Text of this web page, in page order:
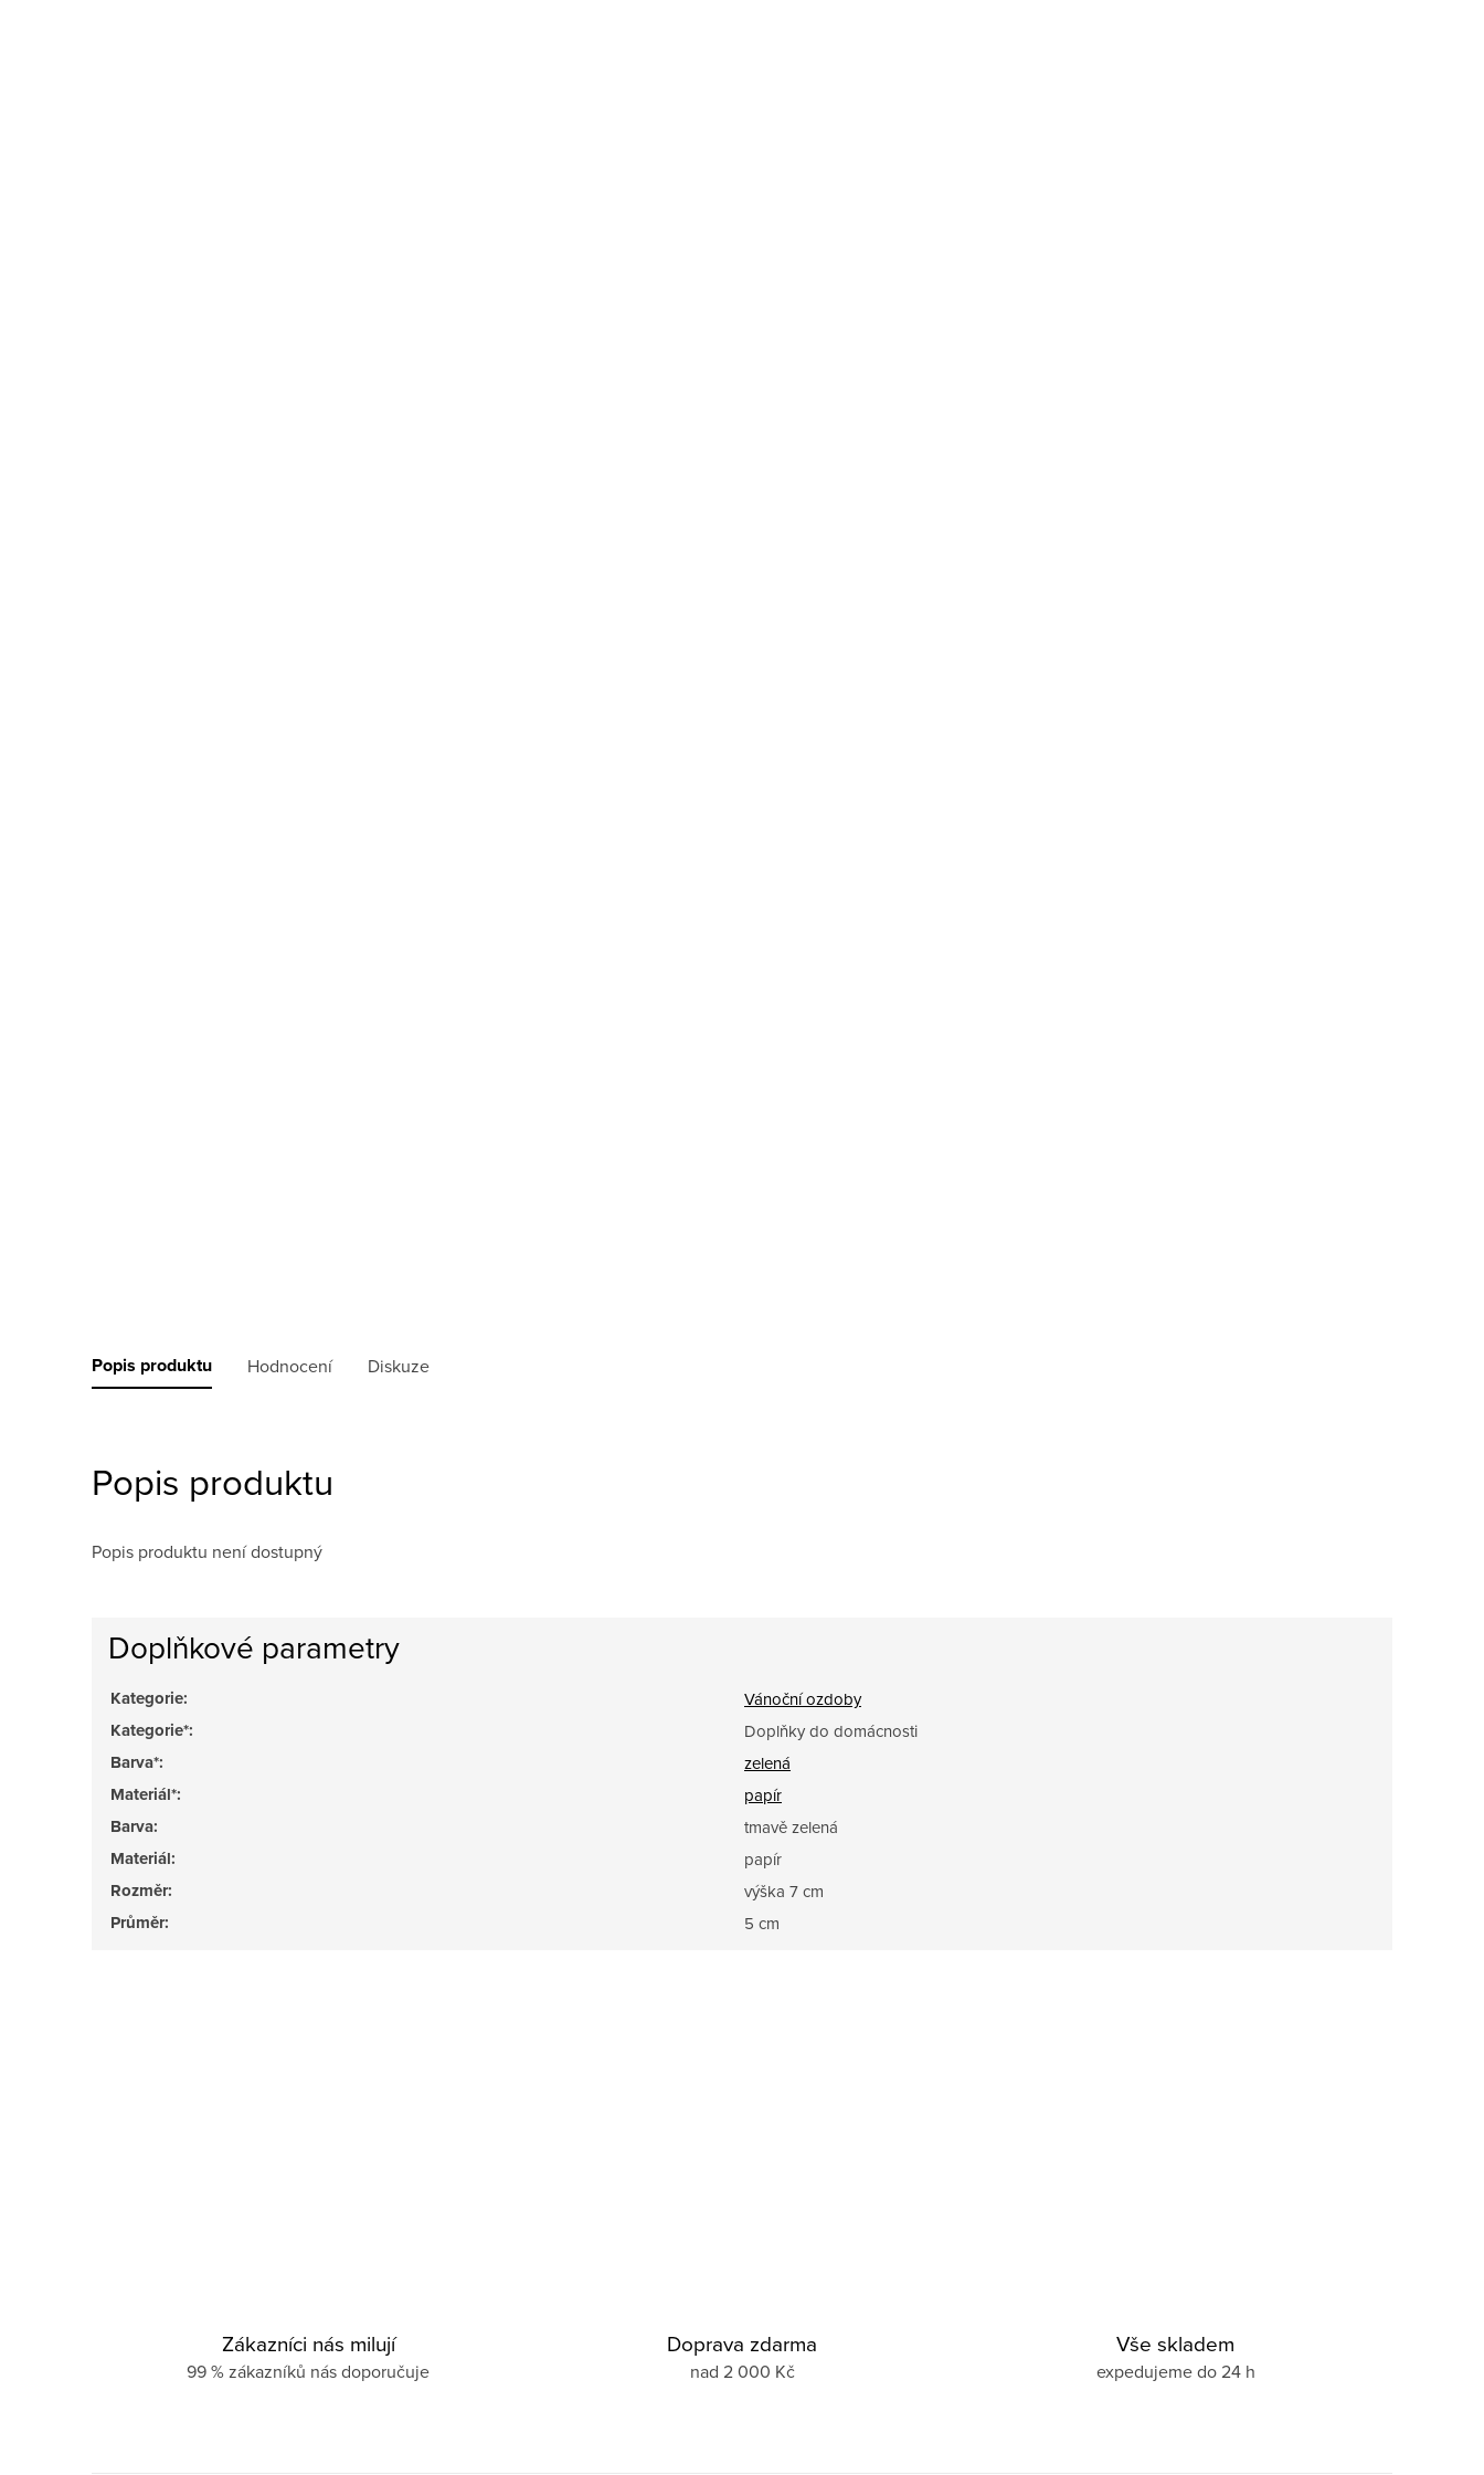
Popis produktu Hodnocení Diskuze
Popis produktu
Popis produktu není dostupný
Doplňkové parametry
Kategorie: Vánoční ozdoby
Kategorie*: Doplňky do domácnosti
Barva*: zelená
Materiál*: papír
Barva: tmavě zelená
Materiál: papír
Rozměr: výška 7 cm
Průměr: 5 cm
Zákazníci nás milují
99 % zákazníků nás doporučuje
Doprava zdarma
nad 2 000 Kč
Vše skladem
expedujeme do 24 h